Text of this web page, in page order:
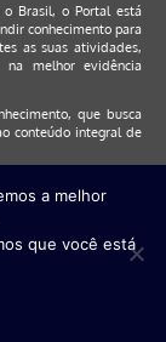
Brasil, o Portal está
conhecimento para
as suas atividades,
na melhor evidência
, que busca
conteúdo integral de
e do Adolescente
Google Chrome (a
a melhor
que você está